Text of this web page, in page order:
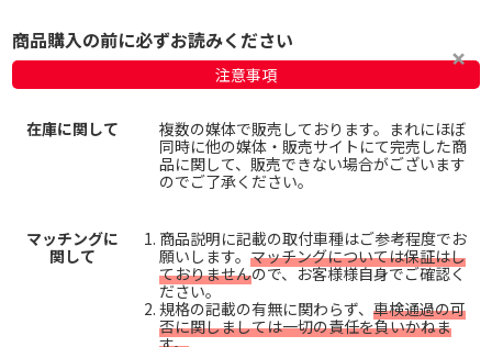
商品購入の前に必ずお読みください
注意事項
在庫に関して
複数の媒体で販売しております。まれにほぼ
同時に他の媒体・販売サイトにて完売した商
品に関して、販売できない場合がございます
のでご了承ください。
マッチングに
関して
商品説明に記載の取付車種はご参考程度でお
願いします。 マッチングについては保証はし
ておりませんので、お客様様自身でご確認く
ださい。
規格の記載の有無に関わらず、 車検通過の可
否に関しましては一切の責任を負いかねま